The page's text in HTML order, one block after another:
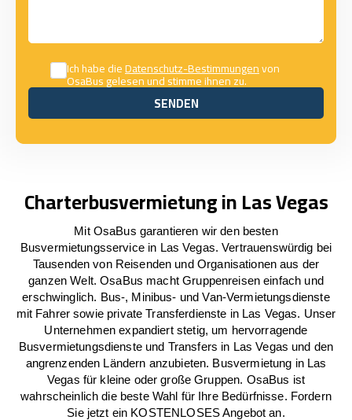
Ich habe dieDatenschutz-Bestimmungenvon
OsaBus gelesen und stimme ihnen zu.
SENDEN
SENDEN
Charterbusvermietung in Las Vegas
Mit OsaBus garantieren wir den besten
Busvermietungsservice in Las Vegas. Vertrauenswürdig bei
Tausenden von Reisenden und Organisationen aus der
ganzen Welt. OsaBus macht Gruppenreisen einfach und
erschwinglich. Bus-, Minibus- und Van-Vermietungsdienste
mit Fahrer sowie private Transferdienste in Las Vegas. Unser
Unternehmen expandiert stetig, um hervorragende
Busvermietungsdienste und Transfers in Las Vegas und den
angrenzenden Ländern anzubieten. Busvermietung in Las
Vegas für kleine oder große Gruppen. OsaBus ist
wahrscheinlich die beste Wahl für Ihre Bedürfnisse. Fordern
Sie jetzt ein KOSTENLOSES Angebot an.